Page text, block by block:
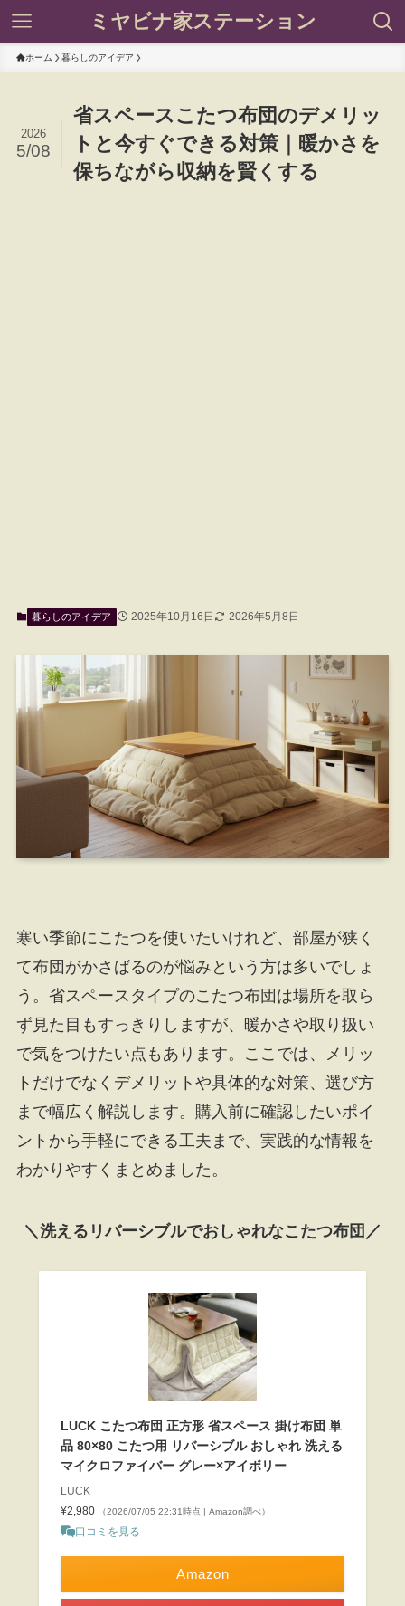
ミヤビナ家ステーション
ホーム 暮らしのアイデア
省スペースこたつ布団のデメリッ
トと今すぐできる対策｜暖かさを
保ちながら収納を賢くする
2026
5/08
暮らしのアイデア 2025年10月16日 2026年5月8日
寒い季節にこたつを使いたいけれど、部屋が狭く
て布団がかさばるのが悩みという方は多いでしょ
う。省スペースタイプのこたつ布団は場所を取ら
ず見た目もすっきりしますが、暖かさや取り扱い
で気をつけたい点もあります。ここでは、メリッ
トだけでなくデメリットや具体的な対策、選び方
まで幅広く解説します。購入前に確認したいポイ
ントから手軽にできる工夫まで、実践的な情報を
わかりやすくまとめました。
＼洗えるリバーシブルでおしゃれなこたつ布団／
LUCK こたつ布団 正方形 省スペース 掛け布団 単
品 80×80 こたつ用 リバーシブル おしゃれ 洗える
マイクロファイバー グレー×アイボリー
LUCK
¥2,980
（2026/07/05 22:31時点 | Amazon調べ）
口コミを見る
Amazon